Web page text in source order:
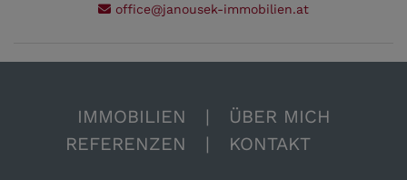
office@janousek-immobilien.at
IMMOBILIEN |
ÜBER MICH
REFERENZEN | KONTAKT